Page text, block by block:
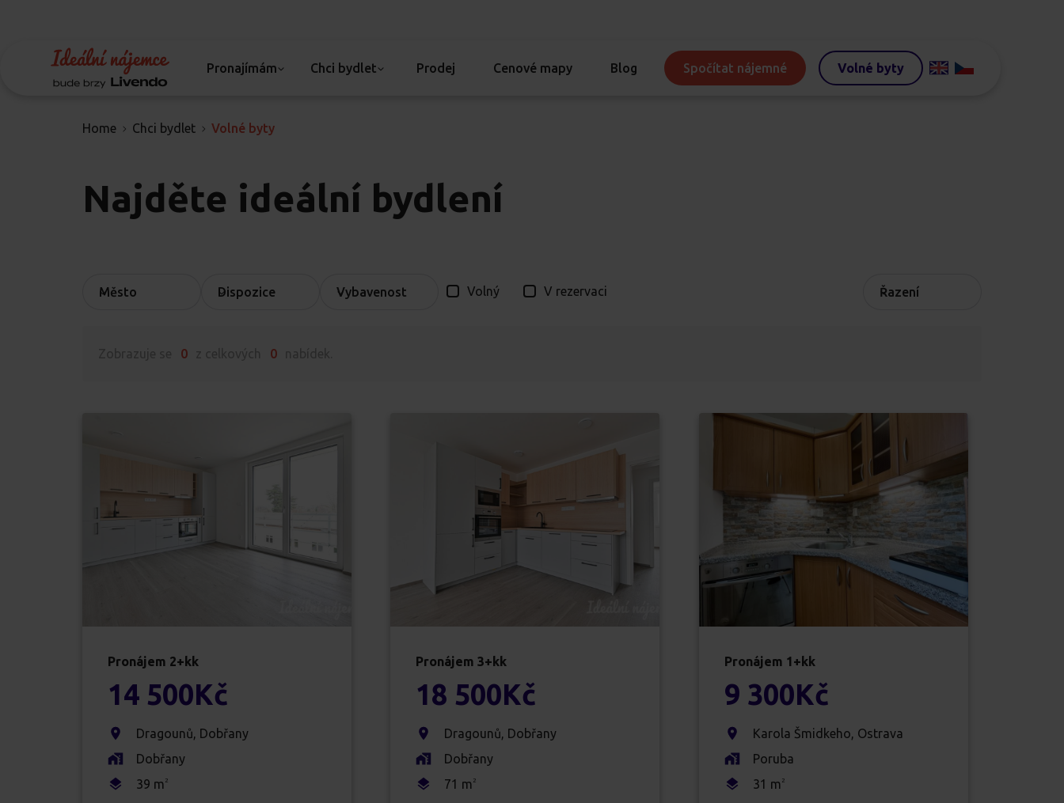
Pronajímám Chci bydlet Prodej Cenové mapy Blog Spočítat nájemné Volné byty
Home Chci bydlet Volné byty
Najděte ideální bydlení
Město Dispozice Vybavenost Volný V rezervaci Řazení
0 0
Pronájem 2+kk
14 500Kč
Dragounů, Dobřany
Dobřany
39 m 2
Pronájem3+kk
18 500Kč
Dragounů, Dobřany
Dobřany
71 m 2
Pronájem 1+kk
9 300Kč
Karola Šmidkeho, Ostrava
Poruba
31 m 2